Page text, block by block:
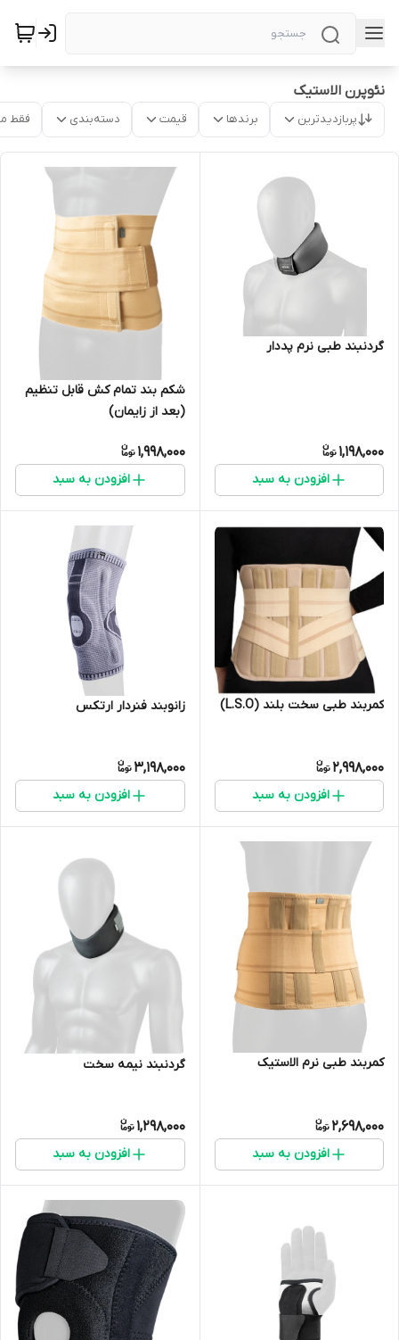
نئوپرن الاستیک
پربازدیدترین برندها قیمت دسته‌بندی فقط
گردنبند طبی نرم پددار
1,198,000
افزودن به سبد
شکم بند تمام کش قابل تنظیم
(بعد از زایمان)
1,998,000
افزودن به سبد
کمربند طبی سخت بلند (L.S.O)
2,998,000
افزودن به سبد
زانوبند فنردار ارتکس
3,198,000
افزودن به سبد
کمربند طبی نرم الاستیک
2,698,000
افزودن به سبد
گردنبند نیمه سخت
1,298,000
افزودن به سبد